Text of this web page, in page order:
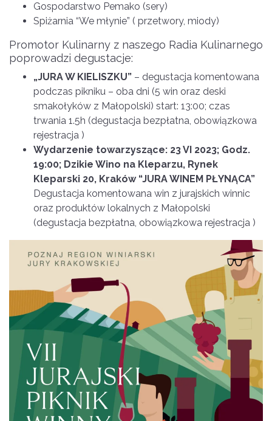
Gospodarstwo Pemako (sery)
Spiżarnia “We młynie” ( przetwory, miody)
Promotor Kulinarny z naszego Radia Kulinarnego
poprowadzi degustacje:
„JURA W KIELISZKU” – degustacja komentowana
podczas pikniku – oba dni (5 win oraz deski
smakołyków z Małopolski) start: 13:00; czas
trwania 1.5h (degustacja bezpłatna, obowiązkowa
rejestracja )
Wydarzenie towarzyszące: 23 VI 2023; Godz.
19:00; Dzikie Wino na Kleparzu, Rynek
Kleparski 20, Kraków “JURA WINEM PŁYNĄCA”
Degustacja komentowana win z jurajskich winnic
oraz produktów lokalnych z Małopolski
(degustacja bezpłatna, obowiązkowa rejestracja )